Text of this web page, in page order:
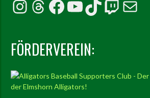
Instagram
Threads
Facebook
YouTube
TikTok
Twitch
E-Mail
FÖRDERVEREIN: